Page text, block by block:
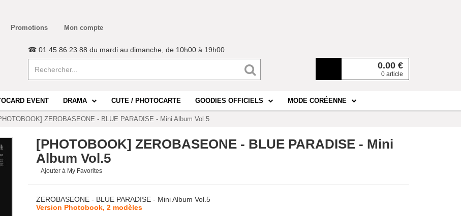
Promotions Mon compte
0.00 €
0 article
☎ 01 45 86 23 88 du mardi au dimanche, de 10h00 à 19h00
EVENT DRAMA CUTE / PHOTOCARTE GOODIES OFFICIELS MODE CORÉENNE
ZEROBASEONE - BLUE PARADISE - Mini Album Vol.5
[PHOTOBOOK] ZEROBASEONE - BLUE PARADISE - Mini
Album Vol.5
Ajouter à My Favorites
ZEROBASEONE - BLUE PARADISE - Mini Album Vol.5
Version Photobook, 2 modèles